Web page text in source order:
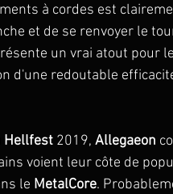
à cordes est
et de se renvoyer le
un vrai atout pour
d'une redoutable
Hellfest 2019, Allegaeon
voient leur côte de
le MetalCore.